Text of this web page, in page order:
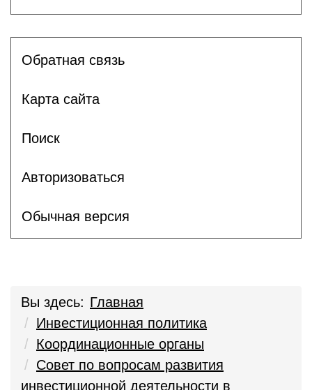
Обратная связь
Карта сайта
Поиск
Авторизоваться
Обычная версия
Вы здесь: Главная
Инвестиционная политика
Координационные органы
Совет по вопросам развития
инвестиционной деятельности в